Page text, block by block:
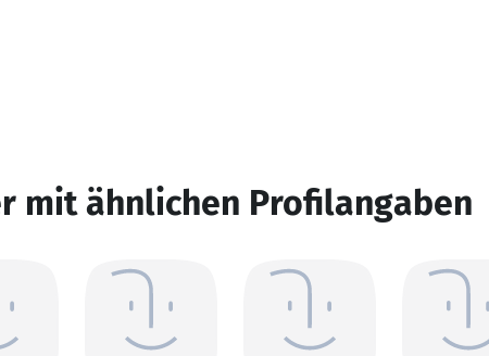
mit ähnlichen Profilangaben